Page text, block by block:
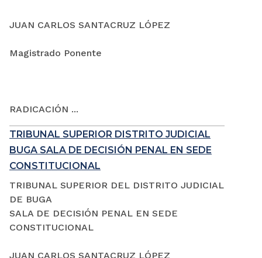
JUAN CARLOS SANTACRUZ LÓPEZ
Magistrado Ponente
RADICACIÓN ...
TRIBUNAL SUPERIOR DISTRITO JUDICIAL
BUGA SALA DE DECISIÓN PENAL EN SEDE
CONSTITUCIONAL
TRIBUNAL SUPERIOR DEL DISTRITO JUDICIAL
DE BUGA
SALA DE DECISIÓN PENAL EN SEDE
CONSTITUCIONAL
JUAN CARLOS SANTACRUZ LÓPEZ